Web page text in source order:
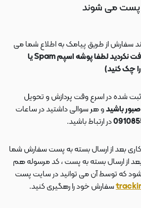
پست می شوند
سفارش از طریق پیامک به اطلاع شما می
(اگر پیامک دریافت نکردید لطفا پوشه اسپم Spam یا
چک کنید)
شده در اسرع وقت پردازش و تحویل
باشیدو هر سوالی داشتید در ساعات
در ارتباط باشید.
بین 2 الی 7 روز کاری بعد از ارسال بسته به پست سفارش شما
از ارسال بسته به پست ، کد مرسوله هم
که توسط آن می توانید در سایت پست
سفارش خود را رهگیری کنید.